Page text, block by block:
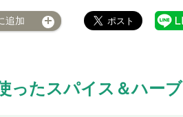
追加
ったスパイス＆ハーブ